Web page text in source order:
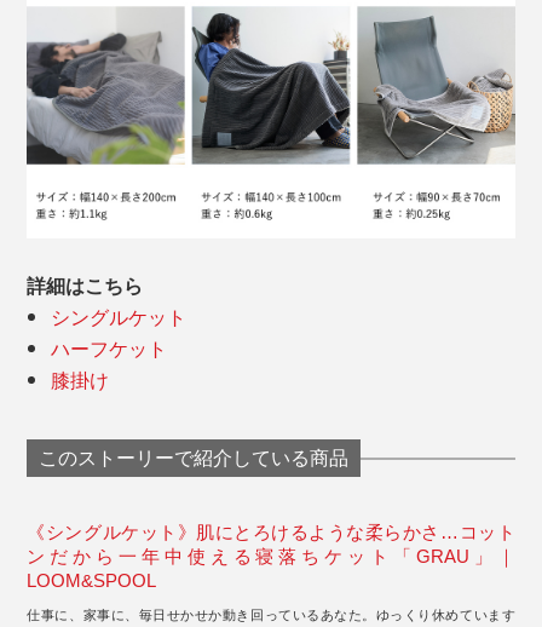
詳細はこちら
シングルケット
ハーフケット
膝掛け
このストーリーで紹介している商品
《シングルケット》肌にとろけるような柔らかさ…コット
ンだから一年中使える寝落ちケット「GRAU」｜
LOOM&SPOOL
仕事に、家事に、毎日せかせか動き回っているあなた。ゆっくり休めています